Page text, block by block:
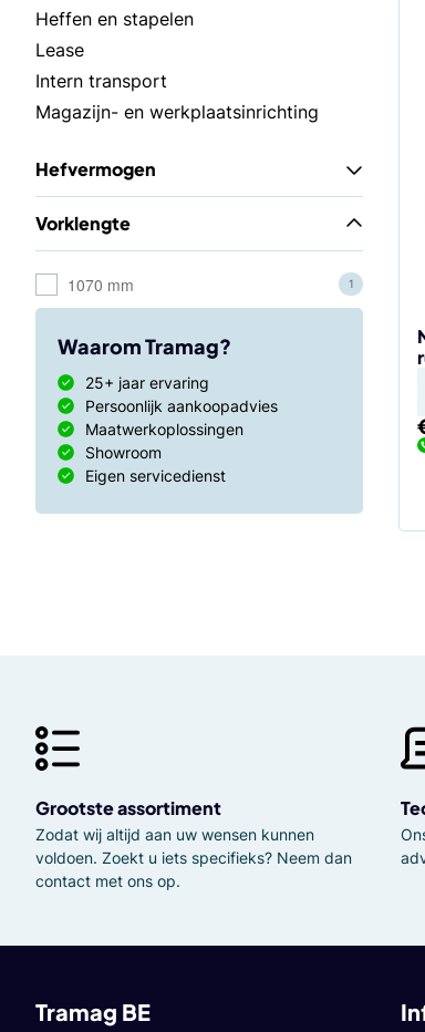
Heffen en stapelen
Lease
Intern transport
Magazijn- en werkplaatsinrichting
Hefvermogen
Vorklengte
1070 mm 1
Waarom Tramag?
25+ jaar ervaring
Persoonlijk aankoopadvies
Maatwerkoplossingen
Showroom
Eigen servicedienst
Grootste assortiment
Zodat wij altijd aan uw wensen kunnen
voldoen. Zoekt u iets specifieks? Neem dan
contact met ons op.
Tramag BE